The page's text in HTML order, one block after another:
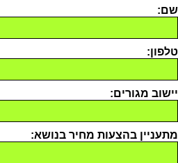
שם:
טלפון:
יישוב מגורים:
מתעניין בהצעות מחיר בנושא: